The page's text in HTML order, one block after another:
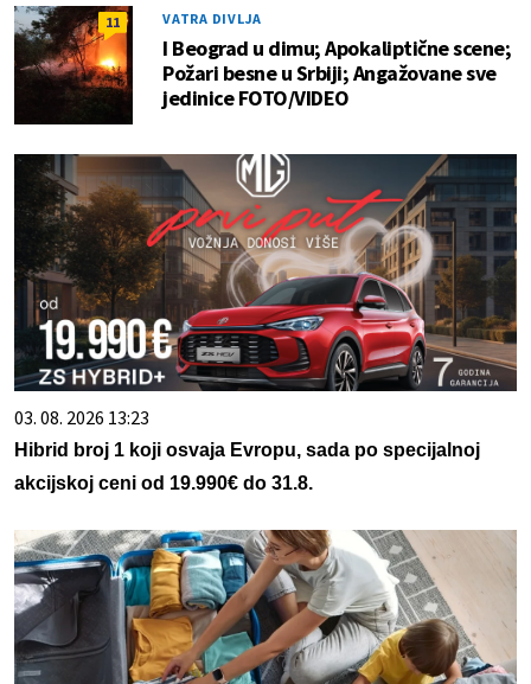
11 VATRA DIVLJA
I Beograd u dimu; Apokaliptične scene;
Požari besne u Srbiji; Angažovane sve
jedinice FOTO/VIDEO
03. 08. 2026 13:23
Hibrid broj 1 koji osvaja Evropu, sada po specijalnoj
akcijskoj ceni od 19.990€ do 31.8.